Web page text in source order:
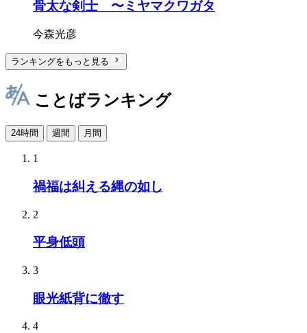
骨太な剣士 〜ミヤマクワガタ
今森光彦
ランキングをもっと見る
ことばランキング
24時間 週間 月間
1
禍福は糾える縄の如し
2
平身低頭
3
眼光紙背に徹す
4